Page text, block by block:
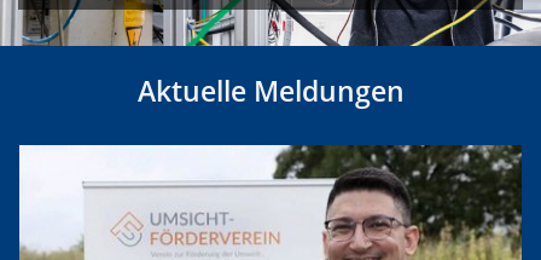
Aktuelle Meldungen